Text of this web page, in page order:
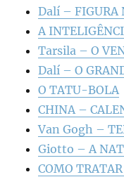
Dalí – FIGURA
A
Tarsila – O
Dalí – O
O TATU-BOLA
CHINA –
Van Gogh –
Giotto – A
COMO